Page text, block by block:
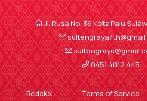
Jl. Rusa No. 36 Kota Palu
0451 4012 445
Redaksi Terms of Service